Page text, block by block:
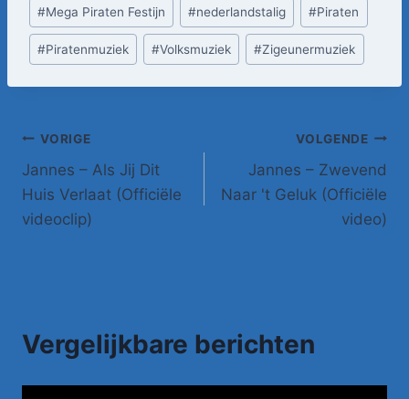
#Mega Piraten Festijn #nederlandstalig #Piraten
#Piratenmuziek #Volksmuziek #Zigeunermuziek
Bericht
navigatie
VORIGE
Jannes – Als Jij Dit
Huis Verlaat (Officiële
videoclip)
VOLGENDE
Jannes – Zwevend
Naar 't Geluk (Officiële
video)
Vergelijkbare berichten